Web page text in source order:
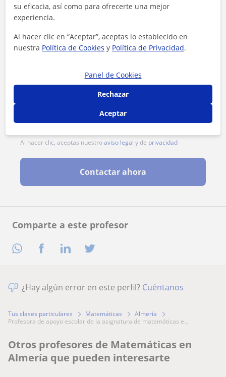
Comparte a este profesor
Al hacer clic, aceptas nuestroaviso legal y de privacidad
Contactar ahora
¿Hay algún error en este perfil? Cuéntanos
Tus clases particulares Matemáticas
Almería
profesora de apoyo escolar de la asignatura de matemáticas e...
Otros profesores de Matemáticas en
Almería que pueden interesarte
su eficacia, así como para ofrecerte una mejor
experiencia.
Al hacer clic en “Aceptar”, aceptas lo establecido en
nuestra Política de Cookies y Política de Privacidad.
Panel de Cookies
Rechazar
Aceptar